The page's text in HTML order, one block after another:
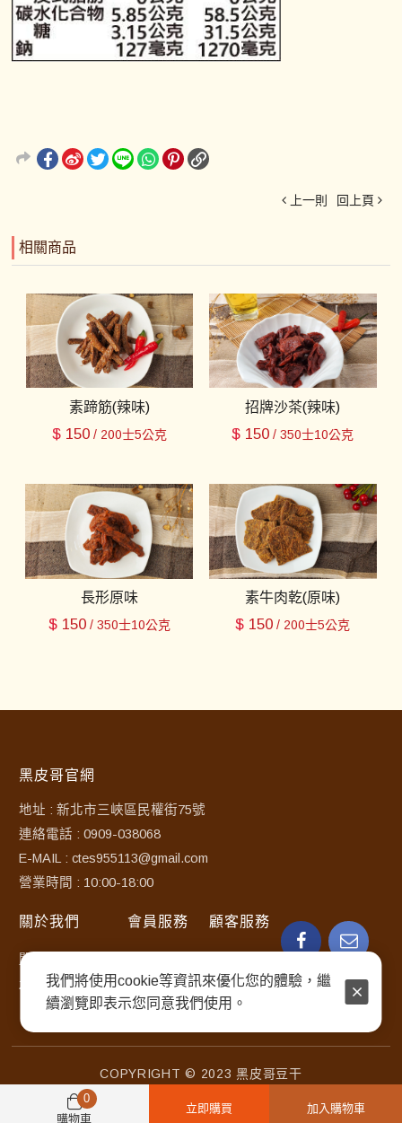
上一則 回上頁
相關商品
素蹄筋(辣味)
$ 150/ 200士5公克
招牌沙茶(辣味)
$ 150 / 350士10公克
長形原味
$ 150/ 350士10公克
素牛肉乾(原味)
$ 150 / 200士5公克
黑皮哥官網
地址 : 新北市三峽區民權街75號
連絡電話 : 0909-038068
E-MAIL : ctes955113@gmail.com
營業時間 : 10:00-18:00
關於我們
關於黑皮哥豆干
最新消息
會員服務
使用條款
隱私權政策
顧客服務
聯絡客服
COPYRIGHT © 2023 黑皮哥豆干
購物車
0
立即購買 加入購物車
我們將使用cookie等資訊來優化您的體驗，繼
續瀏覽即表示您同意我們使用。